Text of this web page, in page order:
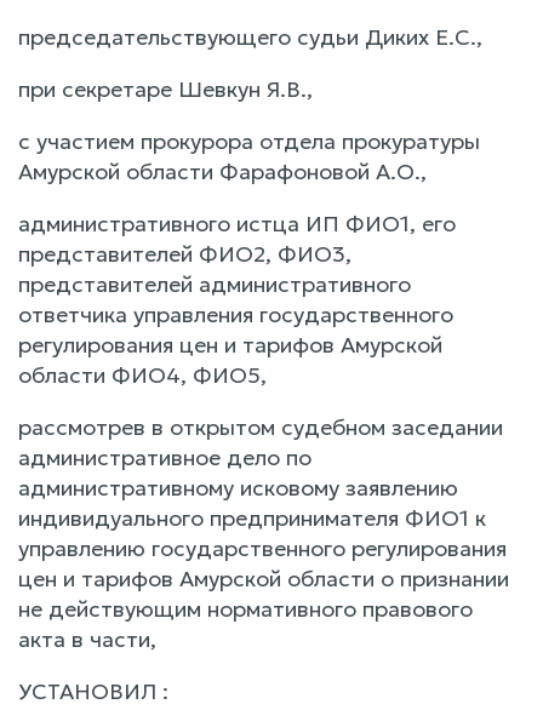
председательствующего судьи Диких Е.С.,
при секретаре Шевкун Я.В.,
с участием прокурора отдела прокуратуры
Амурской области Фарафоновой А.О.,
административного истца ИП ФИО1, его
представителей ФИО2, ФИО3,
представителей административного
ответчика управления государственного
регулирования цен и тарифов Амурской
области ФИО4, ФИО5,
рассмотрев в открытом судебном заседании
административное дело по
административному исковому заявлению
индивидуального предпринимателя ФИО1 к
управлению государственного регулирования
цен и тарифов Амурской области о признании
не действующим нормативного правового
акта в части,
УСТАНОВИЛ :